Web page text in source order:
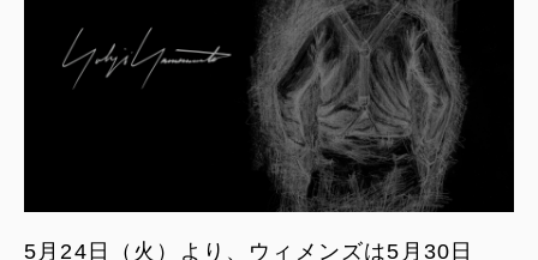
5月24日（火）より、ウィメンズは5月30日